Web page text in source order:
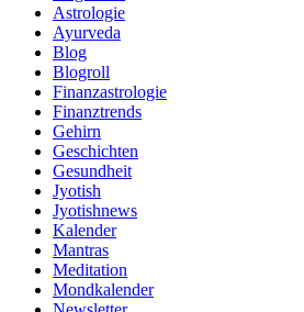
Astrologie
Ayurveda
Blog
Blogroll
Finanzastrologie
Finanztrends
Gehirn
Geschichten
Gesundheit
Jyotish
Jyotishnews
Kalender
Mantras
Meditation
Mondkalender